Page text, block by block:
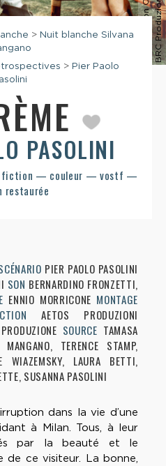
r
e
> Nuit blanche Silvana
> Pier Paolo
PASOLINI
— couleur — vostf —
restaurée
PIER PAOLO PASOLINI
SON BERNARDINO FRONZETTI,
ENNIO MORRICONE MONTAGE
AETOS PRODUZIONI
SOURCE TAMASA
MANGANO, TERENCE STAMP,
WIAZEMSKY, LAURA BETTI,
SUSANNA PASOLINI
dans la vie d’une
à Milan. Tous, à leur
par la beauté et le
de ce visiteur. La bonne,